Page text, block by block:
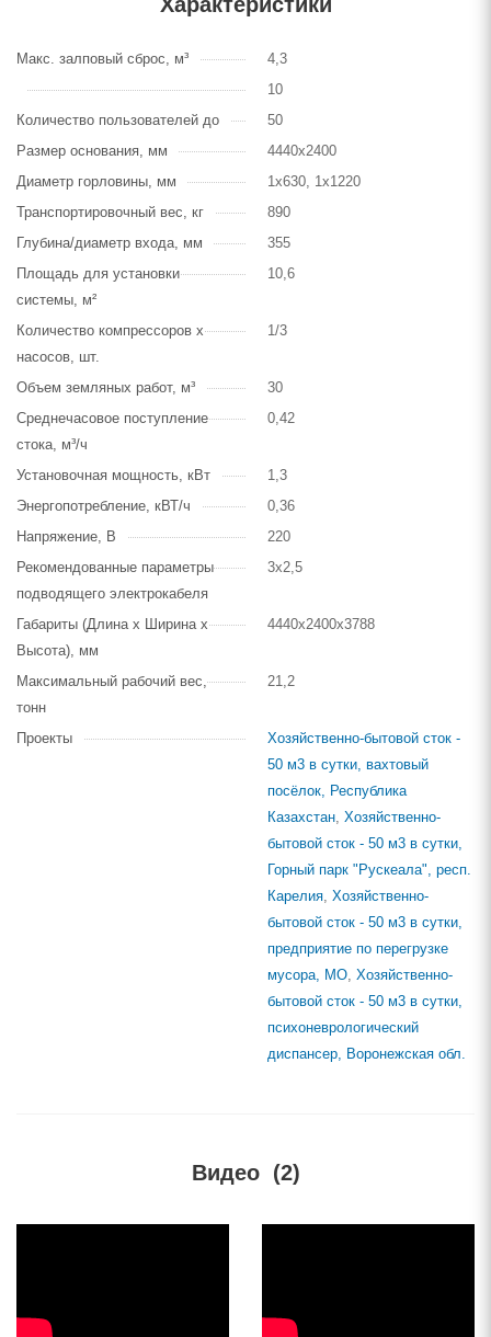
Макс. залповый сброс, м³
4,3
10
Количество пользователей до
50
Размер основания, мм
4440х2400
Диаметр горловины, мм
1х630, 1х1220
Транспортировочный вес, кг
890
Глубина/диаметр входа, мм
355
Площадь для установки
системы, м²
10,6
Количество компрессоров х
насосов, шт.
1/3
Объем земляных работ, м³
30
Среднечасовое поступление
стока, м³/ч
0,42
Установочная мощность, кВт
1,3
Энергопотребление, кВТ/ч
0,36
Напряжение, В
220
Рекомендованные параметры
подводящего электрокабеля
3х2,5
Габариты (Длина х Ширина х
Высота), мм
4440х2400х3788
Максимальный рабочий вес,
тонн
21,2
Проекты
Хозяйственно-бытовой сток -
50 м3 в сутки, вахтовый
посёлок, Республика
Казахстан, Хозяйственно-
бытовой сток - 50 м3 в сутки,
Горный парк "Рускеала", респ.
Карелия, Хозяйственно-
бытовой сток - 50 м3 в сутки,
предприятие по перегрузке
мусора, МО, Хозяйственно-
бытовой сток - 50 м3 в сутки,
психоневрологический
диспансер, Воронежская обл.
Видео (2)